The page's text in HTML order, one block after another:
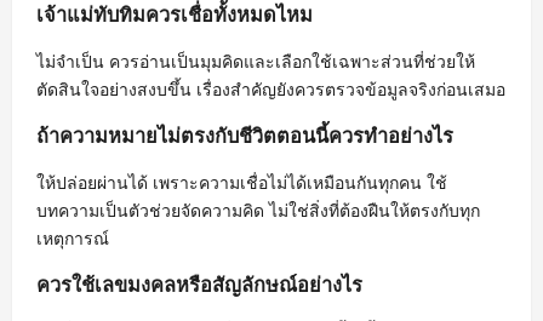
เจ้าแม่ทับทิมควรเชื่อทั้งหมดไหม
ไม่จำเป็น ควรอ่านเป็นมุมคิดและเลือกใช้เฉพาะส่วนที่ช่วยให้
ตัดสินใจอย่างสงบขึ้น เรื่องสำคัญยังควรตรวจข้อมูลจริงก่อนเสมอ
ถ้าความหมายไม่ตรงกับชีวิตตอนนี้ควรทำอย่างไร
ให้ปล่อยผ่านได้ เพราะความเชื่อไม่ได้เหมือนกันทุกคน ใช้
บทความเป็นตัวช่วยจัดความคิด ไม่ใช่สิ่งที่ต้องฝืนให้ตรงกับทุก
เหตุการณ์
ควรใช้เลขมงคลหรือสัญลักษณ์อย่างไร